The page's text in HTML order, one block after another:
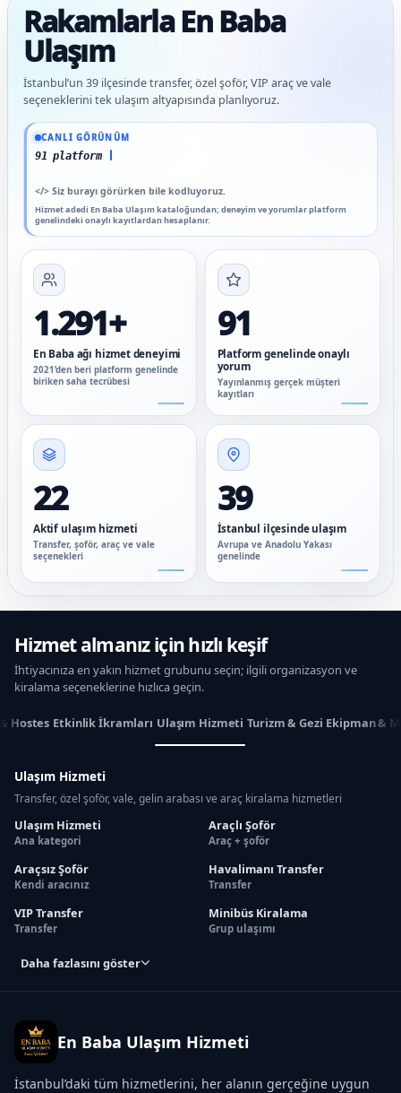
Rakamlarla En Baba
Ulaşım
İstanbul’un 39 ilçesinde transfer, özel şoför, VIP araç ve vale
seçeneklerini tek ulaşım altyapısında planlıyoruz.
CANLI GÖRÜNÜM
91 platform genelinde onaylı y
</> Siz burayı görürken bile kodluyoruz.
Hizmet adedi En Baba Ulaşım kataloğundan; deneyim ve yorumlar platform
genelindeki onaylı kayıtlardan hesaplanır.
Güncel veriler: 1.291+ En Baba ağı hizmet deneyimi; 91 platform genelinde
1.291+
En Baba ağı hizmet deneyimi
2021’den beri platform genelinde
biriken saha tecrübesi
91
Platform genelinde onaylı
yorum
Yayınlanmış gerçek müşteri
kayıtları
22
Aktif ulaşım hizmeti
Transfer, şoför, araç ve vale
seçenekleri
39
İstanbul ilçesinde ulaşım
Avrupa ve Anadolu Yakası
genelinde
Hizmet almanız için hızlı keşif
İhtiyacınıza en yakın hizmet grubunu seçin; ilgili organizasyon ve
kiralama seçeneklerine hızlıca geçin.
Hostes Etkinlik İkramları Ulaşım Hizmeti Turizm & Gezi Ekipman &
Ulaşım Hizmeti
Transfer, özel şoför, vale, gelin arabası ve araç kiralama hizmetleri
Ulaşım Hizmeti
Ana kategori
Araçlı Şoför
Araç + şoför
Araçsız Şoför
Kendi aracınız
Havalimanı Transfer
Transfer
VIP Transfer
Transfer
Minibüs Kiralama
Grup ulaşımı
Daha fazlasını göster
En Baba Ulaşım Hizmeti
İstanbul’daki tüm hizmetlerini, her alanın gerçeğine uygun